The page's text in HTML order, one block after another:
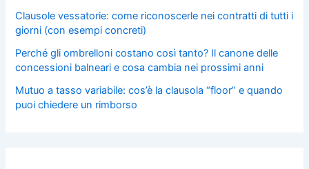
Clausole vessatorie: come riconoscerle nei contratti di tutti i
giorni (con esempi concreti)
Perché gli ombrelloni costano così tanto? Il canone delle
concessioni balneari e cosa cambia nei prossimi anni
Mutuo a tasso variabile: cos’è la clausola “floor” e quando
puoi chiedere un rimborso